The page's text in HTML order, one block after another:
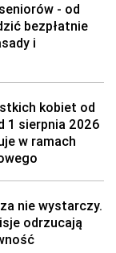
- od
bezpłatnie
i
kobiet od
1 sierpnia 2026
w ramach
nie wystarczy.
odrzucają